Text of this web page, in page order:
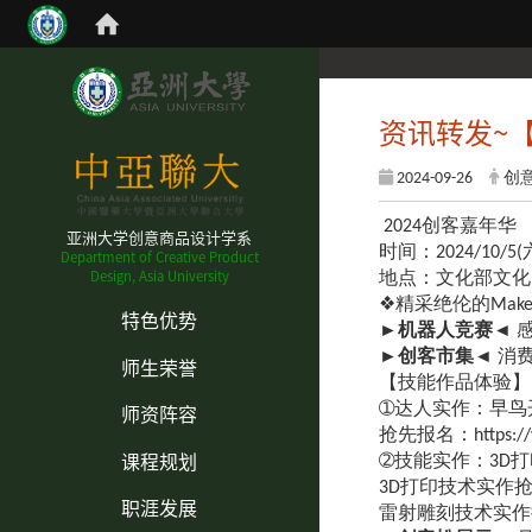
亚洲大学创意商品设计学系
Department of Creative Product
Design, Asia University
特色优势
师生荣誉
师资阵容
课程规划
职涯发展
资讯转发~
2024-09-26 创
2024创客嘉年华
时间：2024/10/5(
地点：文化部文
❖精采绝伦的
►机器人竞赛◄
►创客市集◄ 消
【技能作品体验
➀达人实作：早鸟
抢先报名：https://
➁技能实作：3D
3D打印技术实作
雷射雕刻技术实作